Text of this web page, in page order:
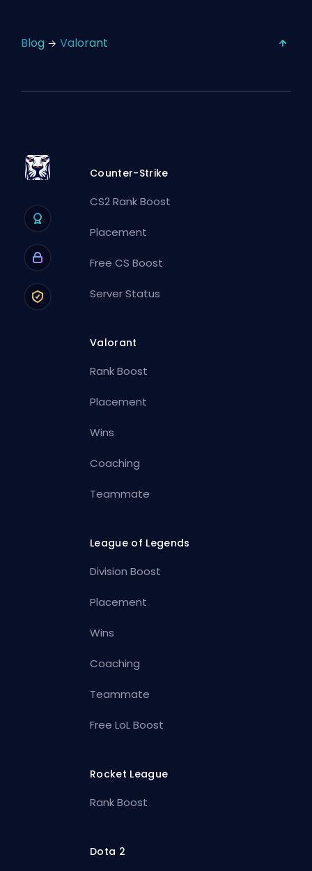
Blog Valorant
Counter-Strike
CS2 Rank Boost
Placement
Free CS Boost
Server Status
Valorant
Rank Boost
Placement
Wins
Coaching
Teammate
League of Legends
Division Boost
Placement
Wins
Coaching
Teammate
Free LoL Boost
Rocket League
Rank Boost
Dota 2